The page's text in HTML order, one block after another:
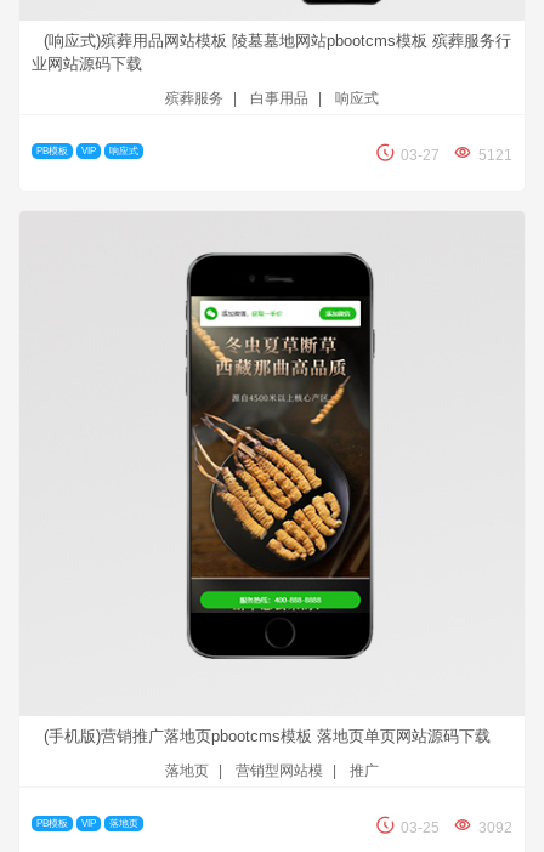
(响应式)殡葬用品网站模板 陵墓墓地网站pbootcms模板 殡葬服务行
业网站源码下载
殡葬服务 白事用品 响应式
PB模板 VIP 响应式 03-27 5121
(手机版)营销推广落地页pbootcms模板 落地页单页网站源码下载
落地页 营销型网站模 推广
PB模板 VIP 落地页 03-25 3092